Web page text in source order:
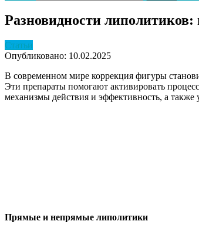
Разновидности
Статьи
Опубликовано: 10.02.2025
В современном мире коррекция фигуры
Эти препараты помогают активировать
механизмы действия и эффективность, а
Прямые и непрямые липолитики